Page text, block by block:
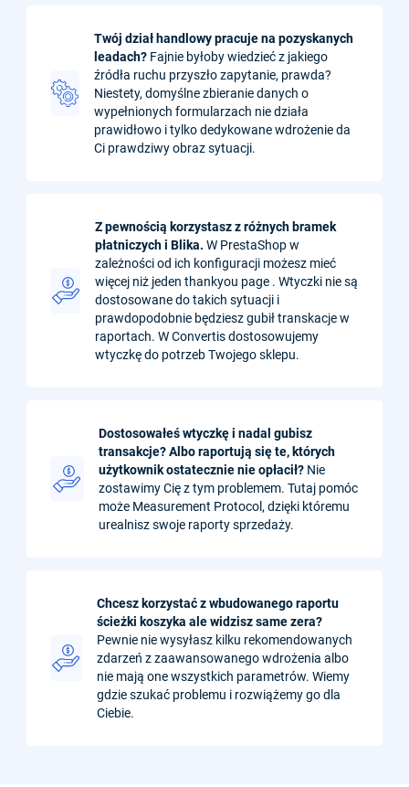
Twój dział handlowy pracuje na pozyskanych
leadach?Fajnie byłoby wiedzieć z jakiego
źródła ruchu przyszło zapytanie, prawda?
Niestety, domyślne zbieranie danych o
wypełnionych formularzach nie działa
prawidłowo i tylko dedykowane wdrożenie da
Ci prawdziwy obraz sytuacji.
Z pewnością korzystasz z różnych bramek
płatniczych i Blika. W PrestaShop w
zależności od ich konfiguracji możesz mieć
więcej niż jeden thankyou page . Wtyczki nie są
dostosowane do takich sytuacji i
prawdopodobnie będziesz gubił transkacje w
raportach. W Convertis dostosowujemy
wtyczkę do potrzeb Twojego sklepu.
Dostosowałeś wtyczkę i nadal gubisz
transakcje? Albo raportują się te, których
użytkownik ostatecznie nie opłacił? Nie
zostawimy Cię z tym problemem. Tutaj pomóc
może Measurement Protocol, dzięki któremu
urealnisz swoje raporty sprzedaży.
Chcesz korzystać z wbudowanego raportu
ścieżki koszyka ale widzisz same zera?
Pewnie nie wysyłasz kilku rekomendowanych
zdarzeń z zaawansowanego wdrożenia albo
nie mają one wszystkich parametrów. Wiemy
gdzie szukać problemu i rozwiążemy go dla
Ciebie.